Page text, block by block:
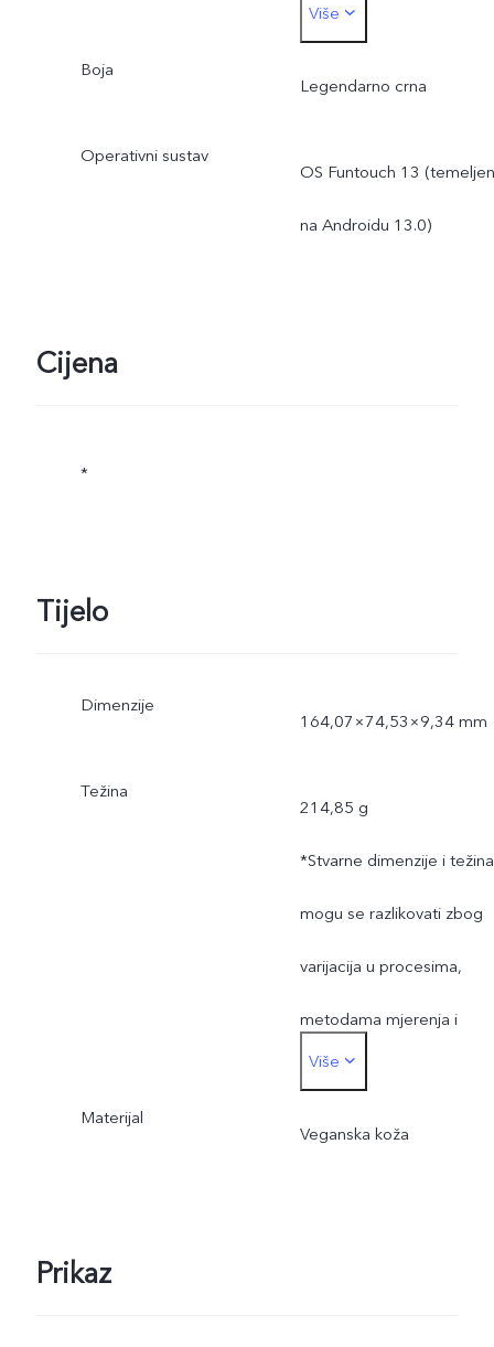
je 4700 mAh.
/ 6 A) i podržava do 120
W. Stvarna snaga punjenja
promjenom scene i ovisno
o stvarnoj upotrebi.
Više
Boja
Legendarno crna
Operativni sustav
OS Funtouch 13 (temeljen
na Androidu 13.0)
Cijena
*
Tijelo
Dimenzije
164,07×74,53×9,34 mm
Težina
214,85 g
*Stvarne dimenzije i težina
mogu se razlikovati zbog
varijacija u procesima,
metodama mjerenja i
zalihama materijala.
Više
Materijal
Veganska koža
Prikaz